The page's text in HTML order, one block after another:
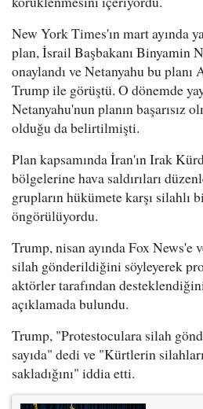
New York Times'ın mart ayında
plan, İsrail Başbakanı Binyamin
onaylandı ve Netanyahu bu
Trump ile görüştü. O dönemde
Netanyahu'nun planın başarısız
olduğu da belirtilmişti.
Plan kapsamında İran'ın Irak
bölgelerine hava saldırıları
grupların hükümete karşı silahlı
öngörülüyordu.
Trump, nisan ayında Fox
silah gönderildiğini söyleyerek
aktörler tarafından
açıklamada bulundu.
Trump, "Protestoculara silah
sayıda" dedi ve "Kürtlerin
sakladığını" iddia etti.